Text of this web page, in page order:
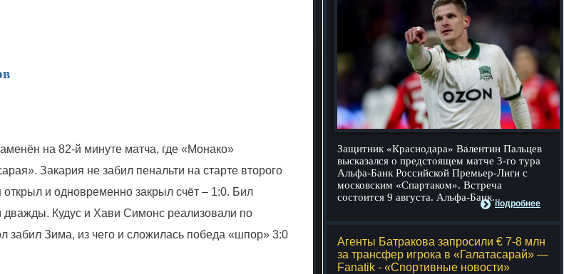
Защитник «Краснодара» Валентин Пальцев
высказался о предстоящем матче 3-го тура
Альфа-Банк Российской Премьер-Лиги с
московским «Спартаком». Встреча
состоится 9 августа. Альфа-Банк...
подробнее
Агенты Батракова запросили € 7-8 млн
за трансфер игрока в «Галатасарай» —
Fanatik - «Спортивные новости»
на 82-й минуте матча, где «Монако»
Закария не забил пенальти на старте второго
открыл и одновременно закрыл счёт – 1:0. Бил
дважды. Кудус и Хави Симонс реализовали по
забил Зима, из чего и сложилась победа «шпор» 3:0